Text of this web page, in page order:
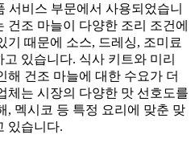
서비스 부문에서 사용되었습니
건조 마늘이 다양한 조리 조건에
기 때문에 소스, 드레싱, 조미료
있습니다. 식사 키트와 미리
해 건조 마늘에 대한 수요가 더
체는 시장의 다양한 맛 선호도를
, 멕시코 등 특정 요리에 맞춘 맞
있습니다.